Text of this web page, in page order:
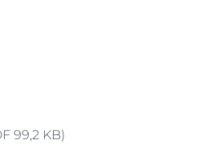
99,2 KB)